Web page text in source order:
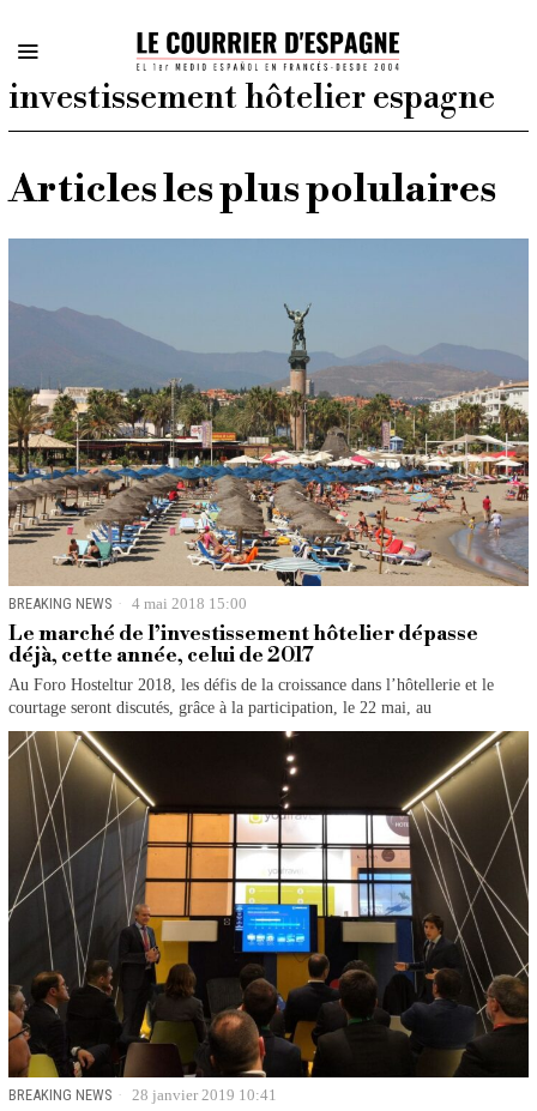
investissement hôtelier espagne
Articles les plus polulaires
BREAKING NEWS 4 mai 2018 15:00
Le marché de l’investissement hôtelier dépasse
déjà, cette année, celui de 2017
Au Foro Hosteltur 2018, les défis de la croissance dans l’hôtellerie et le
courtage seront discutés, grâce à la participation, le 22 mai, au
BREAKING NEWS 28 janvier 2019 10:41